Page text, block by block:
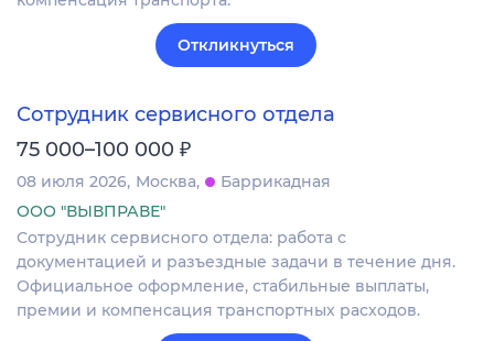
Откликнуться
Сотрудник сервисного отдела
75 000–100 000 ₽
08 июля 2026 Москва
Баррикадная
ООО "ВЫВПРАВЕ"
Сотрудник сервисного отдела: работа с
документацией и разъездные задачи в течение дня.
Официальное оформление, стабильные выплаты,
премии и компенсация транспортных расходов.